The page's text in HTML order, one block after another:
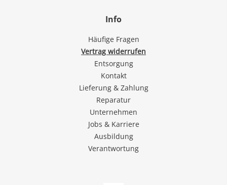
Info
Häufige Fragen
Vertrag widerrufen
Entsorgung
Kontakt
Lieferung & Zahlung
Reparatur
Unternehmen
Jobs & Karriere
Ausbildung
Verantwortung